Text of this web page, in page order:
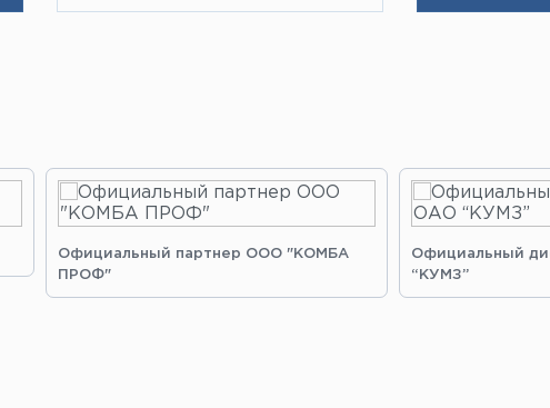
Официальный партнер ООО "КОМБА
ПРОФ"
Официальный
“КУМЗ”